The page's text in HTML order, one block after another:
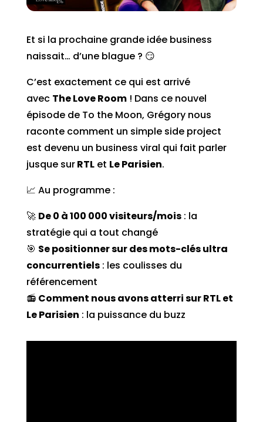
Et si la prochaine grande idée business
naissait… d’une blague ? 😏
C’est exactement ce qui est arrivé
avec The Love Room! Dans ce nouvel
épisode de To the Moon, Grégory nous
raconte comment un simple side project
est devenu un business viral qui fait parler
jusque surRTLet Le Parisien.
📈 Au programme :
🚀 De 0 à 100 000 visiteurs/mois: la
stratégie qui a tout changé
🎯 Se positionner sur des mots-clés ultra
concurrentiels: les coulisses du
référencement
📻 Comment nous avons atterri sur RTL et
Le Parisien : la puissance du buzz